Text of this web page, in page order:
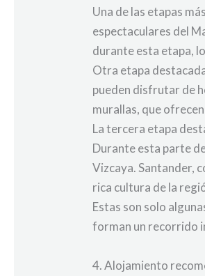
Una de las etapas
espectaculares del
durante esta etapa,
Otra etapa
pueden disfrutar de
murallas, que
La tercera etapa
Durante esta parte
Vizcaya. Santander,
rica cultura de la
Estas son solo
forman un recorrido
4. Alojamiento